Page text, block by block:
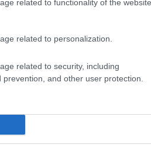
related to functionality of the website
related to personalization.
related to security, including
and other user protection.